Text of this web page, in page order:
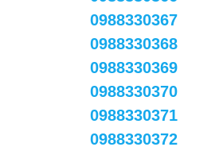
0988330367
0988330368
0988330369
0988330370
0988330371
0988330372